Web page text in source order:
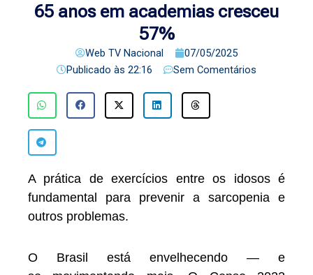
65 anos em academias cresceu
57%
Web TV Nacional
07/05/2025
Publicado às 22:16 Sem Comentários
A prática de exercícios entre os idosos é
fundamental para prevenir a sarcopenia e
outros problemas.
O Brasil está envelhecendo — e